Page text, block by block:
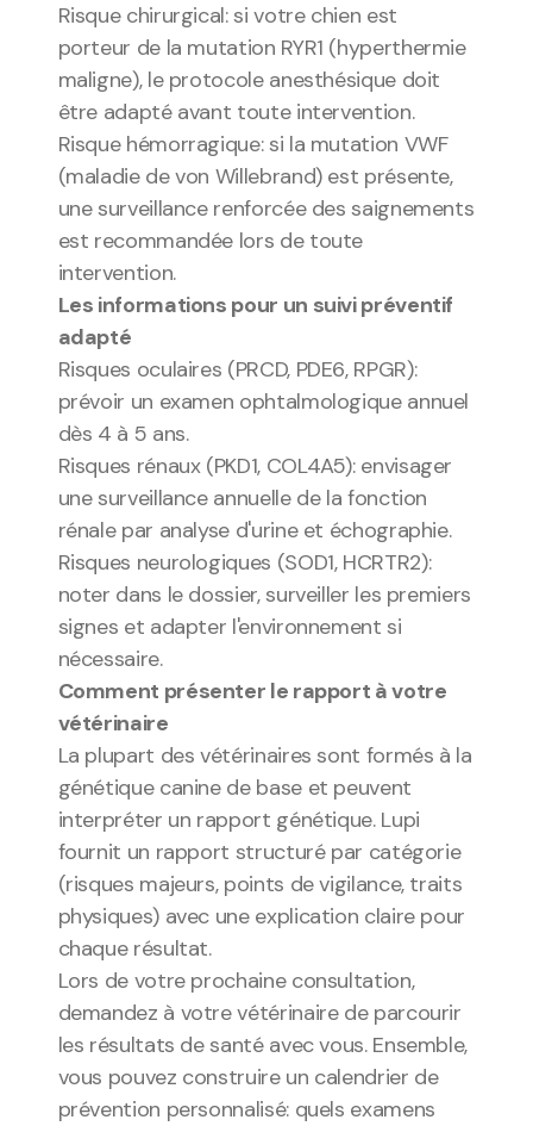
Risque chirurgical: si votre chien est
porteur de la mutation RYR1 (hyperthermie
maligne), le protocole anesthésique doit
être adapté avant toute intervention.
Risque hémorragique: si la mutation VWF
(maladie de von Willebrand) est présente,
une surveillance renforcée des saignements
est recommandée lors de toute
intervention.
Les informations pour un suivi préventif
adapté
Risques oculaires (PRCD, PDE6, RPGR):
prévoir un examen ophtalmologique annuel
dès 4 à 5 ans.
Risques rénaux (PKD1, COL4A5): envisager
une surveillance annuelle de la fonction
rénale par analyse d'urine et échographie.
Risques neurologiques (SOD1, HCRTR2):
noter dans le dossier, surveiller les premiers
signes et adapter l'environnement si
nécessaire.
Comment présenter le rapport à votre
vétérinaire
La plupart des vétérinaires sont formés à la
génétique canine de base et peuvent
interpréter un rapport génétique. Lupi
fournit un rapport structuré par catégorie
(risques majeurs, points de vigilance, traits
physiques) avec une explication claire pour
chaque résultat.
Lors de votre prochaine consultation,
demandez à votre vétérinaire de parcourir
les résultats de santé avec vous. Ensemble,
vous pouvez construire un calendrier de
prévention personnalisé: quels examens